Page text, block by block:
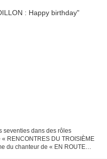
seventies dans des rôles
RENCONTRES DU TROISIÈME
du chanteur de « EN ROUTE